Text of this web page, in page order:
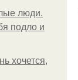
люди.
подло и
хочется,